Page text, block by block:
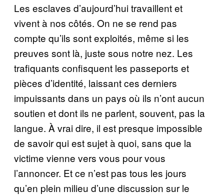
Les esclaves d’aujourd’hui travaillent et
vivent à nos côtés. On ne se rend pas
compte qu’ils sont exploités, même si les
preuves sont là, juste sous notre nez. Les
trafiquants confisquent les passeports et
pièces d’identité, laissant ces derniers
impuissants dans un pays où ils n’ont aucun
soutien et dont ils ne parlent, souvent, pas la
langue. À vrai dire, il est presque impossible
de savoir qui est sujet à quoi, sans que la
victime vienne vers vous pour vous
l’annoncer. Et ce n’est pas tous les jours
qu’en plein milieu d’une discussion sur le